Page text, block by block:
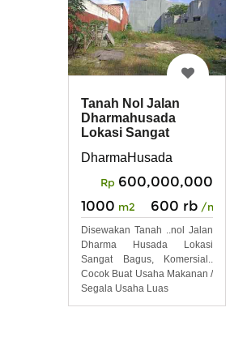
Tanah Nol Jalan
Dharmahusada
Lokasi Sangat
DharmaHusada
Rp 600,000,000
1000 m2 600 rb /m2
Disewakan Tanah ..nol Jalan
Dharma Husada Lokasi
Sangat Bagus, Komersial..
Cocok Buat Usaha Makanan /
Segala Usaha Luas